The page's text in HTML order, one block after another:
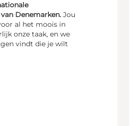
Denemarken. Jou
al het moois in
onze taak, en we
vindt die je wilt